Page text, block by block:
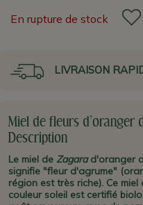
En rupture de stock
LIVRAISON
Miel de fleurs d'oranger
Description
Le miel de Zagarad'oranger
signifie "fleur d'agrume"
région est très riche). Ce
couleur soleil est certifié